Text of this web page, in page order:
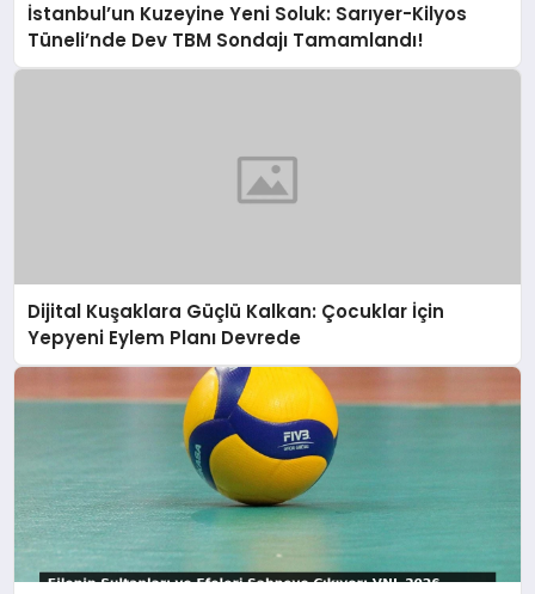
İstanbul’un Kuzeyine Yeni Soluk: Sarıyer-Kilyos
Tüneli’nde Dev TBM Sondajı Tamamlandı!
Dijital Kuşaklara Güçlü Kalkan: Çocuklar İçin
Yepyeni Eylem Planı Devrede